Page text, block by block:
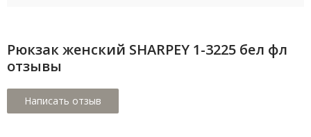
Рюкзак женский SHARPEY 1-3225 бел фл
отзывы